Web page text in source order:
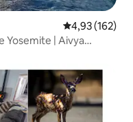
4,93 de uma
4,93 (162)
Yosemite | Aivya